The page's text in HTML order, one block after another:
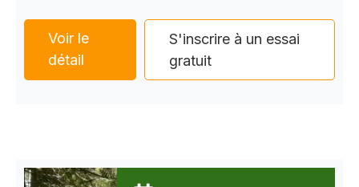
Voir le
détail
S'inscrire à un essai
gratuit